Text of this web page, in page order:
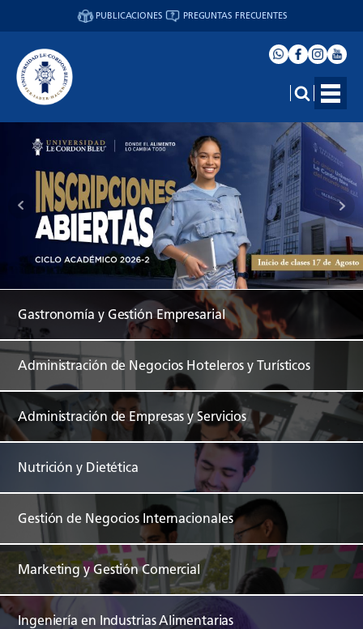
PUBLICACIONES PREGUNTAS FRECUENTES
Gastronomía y Gestión Empresarial
Administración de Negocios Hoteleros y Turísticos
Administración de Empresas y Servicios
Nutrición y Dietética
Gestión de Negocios Internacionales
Marketing y Gestión Comercial
Ingeniería en Industrias Alimentarias